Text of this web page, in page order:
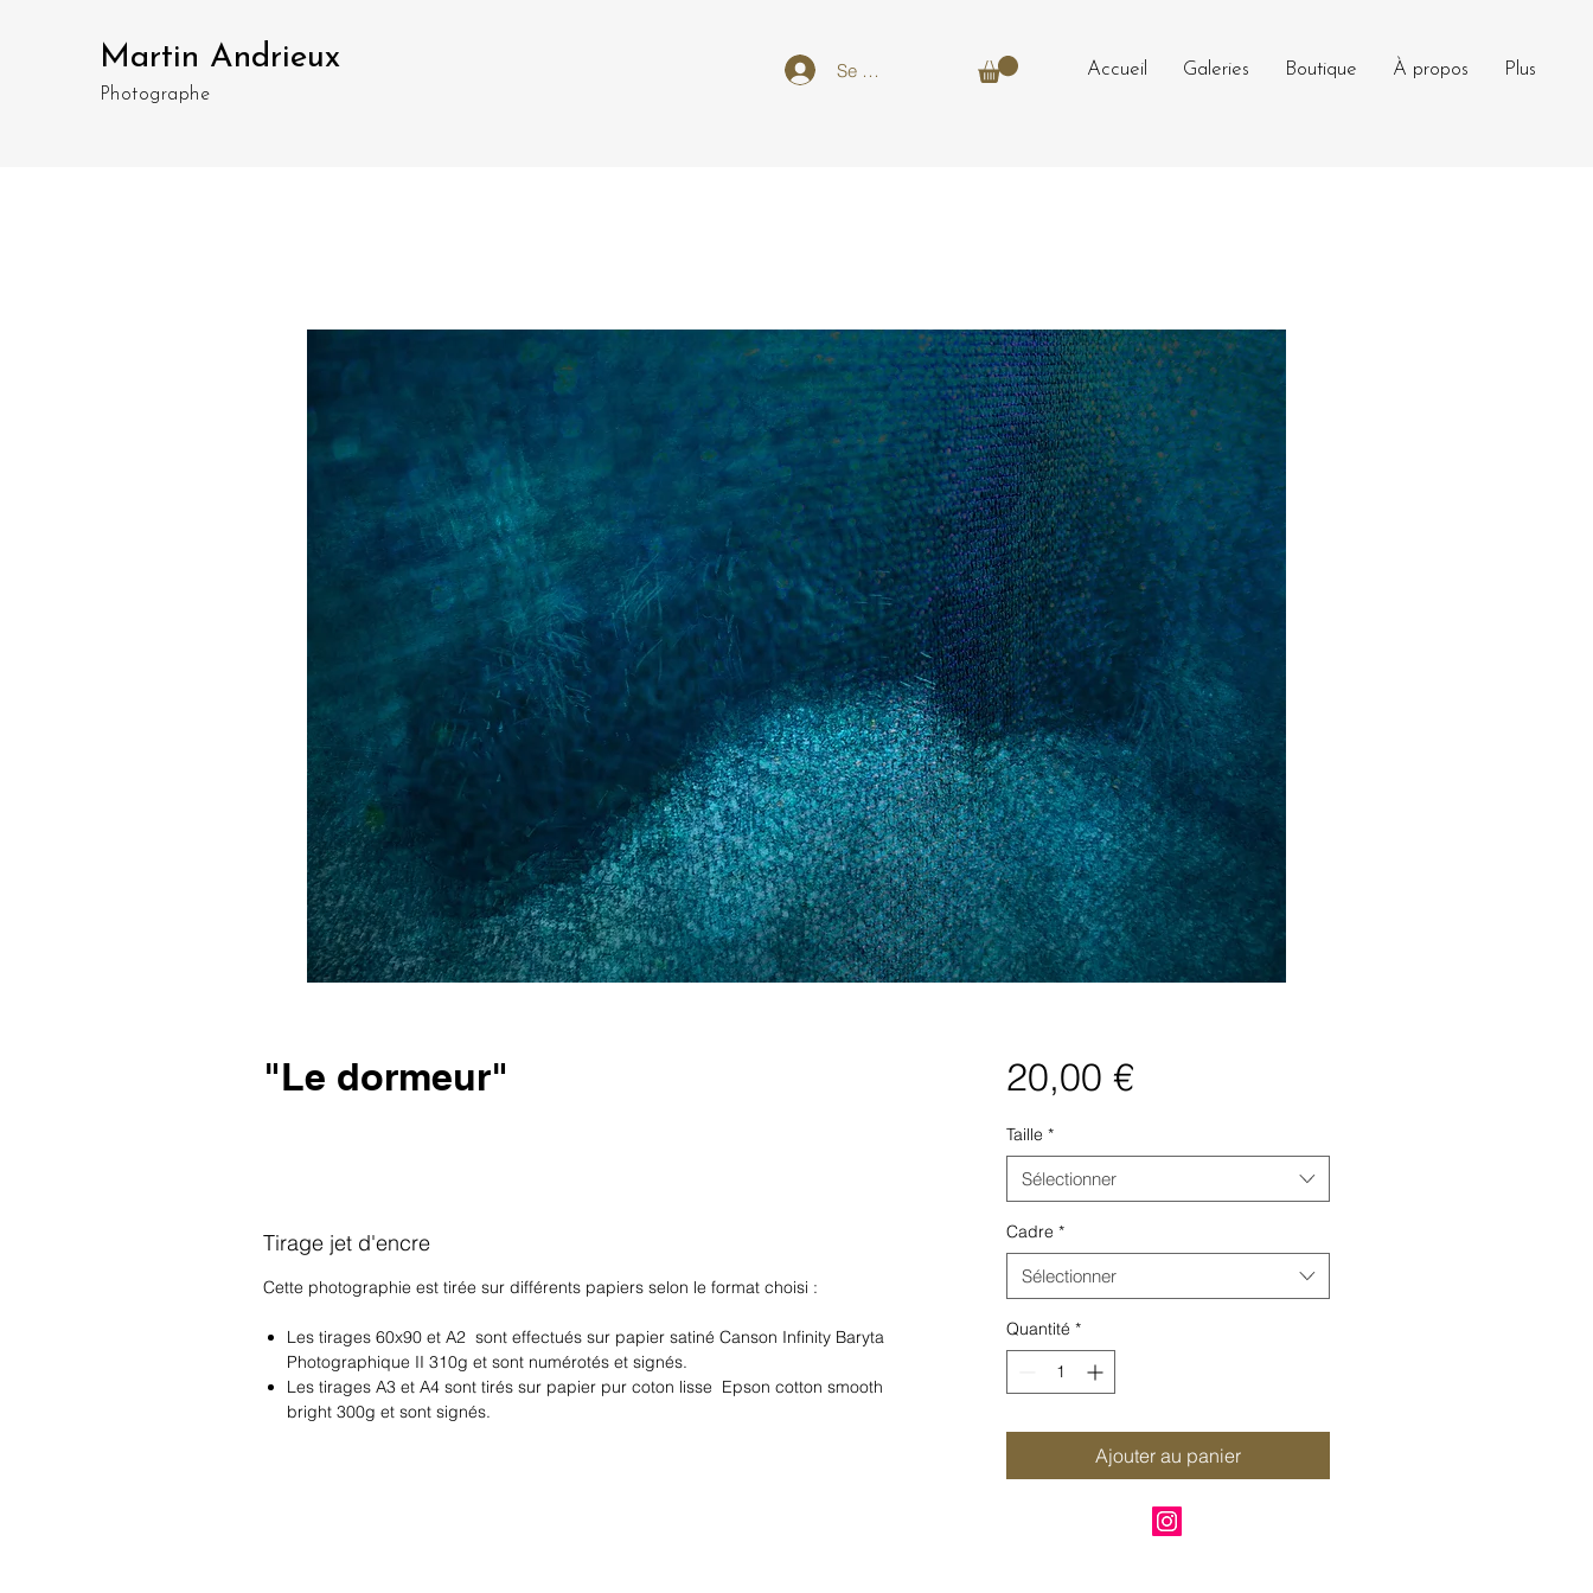
Martin Andrieux
Photographe
Se connecter Accueil Galeries Boutique À propos Plus
"Le dormeur"
Tirage jet d'encre
Cette photographie est tirée sur différents papiers selon le format choisi :
Les tirages 60x90 et A2 sont effectués sur papier satiné Canson Infinity Baryta
Photographique II 310g et sont numérotés et signés.
Les tirages A3 et A4 sont tirés sur papier pur coton lisse Epson cotton smooth
bright 300g et sont signés.
20,00 €Prix
Taille *
Sélectionner
Cadre *
Sélectionner
Quantité *
Ajouter au panier